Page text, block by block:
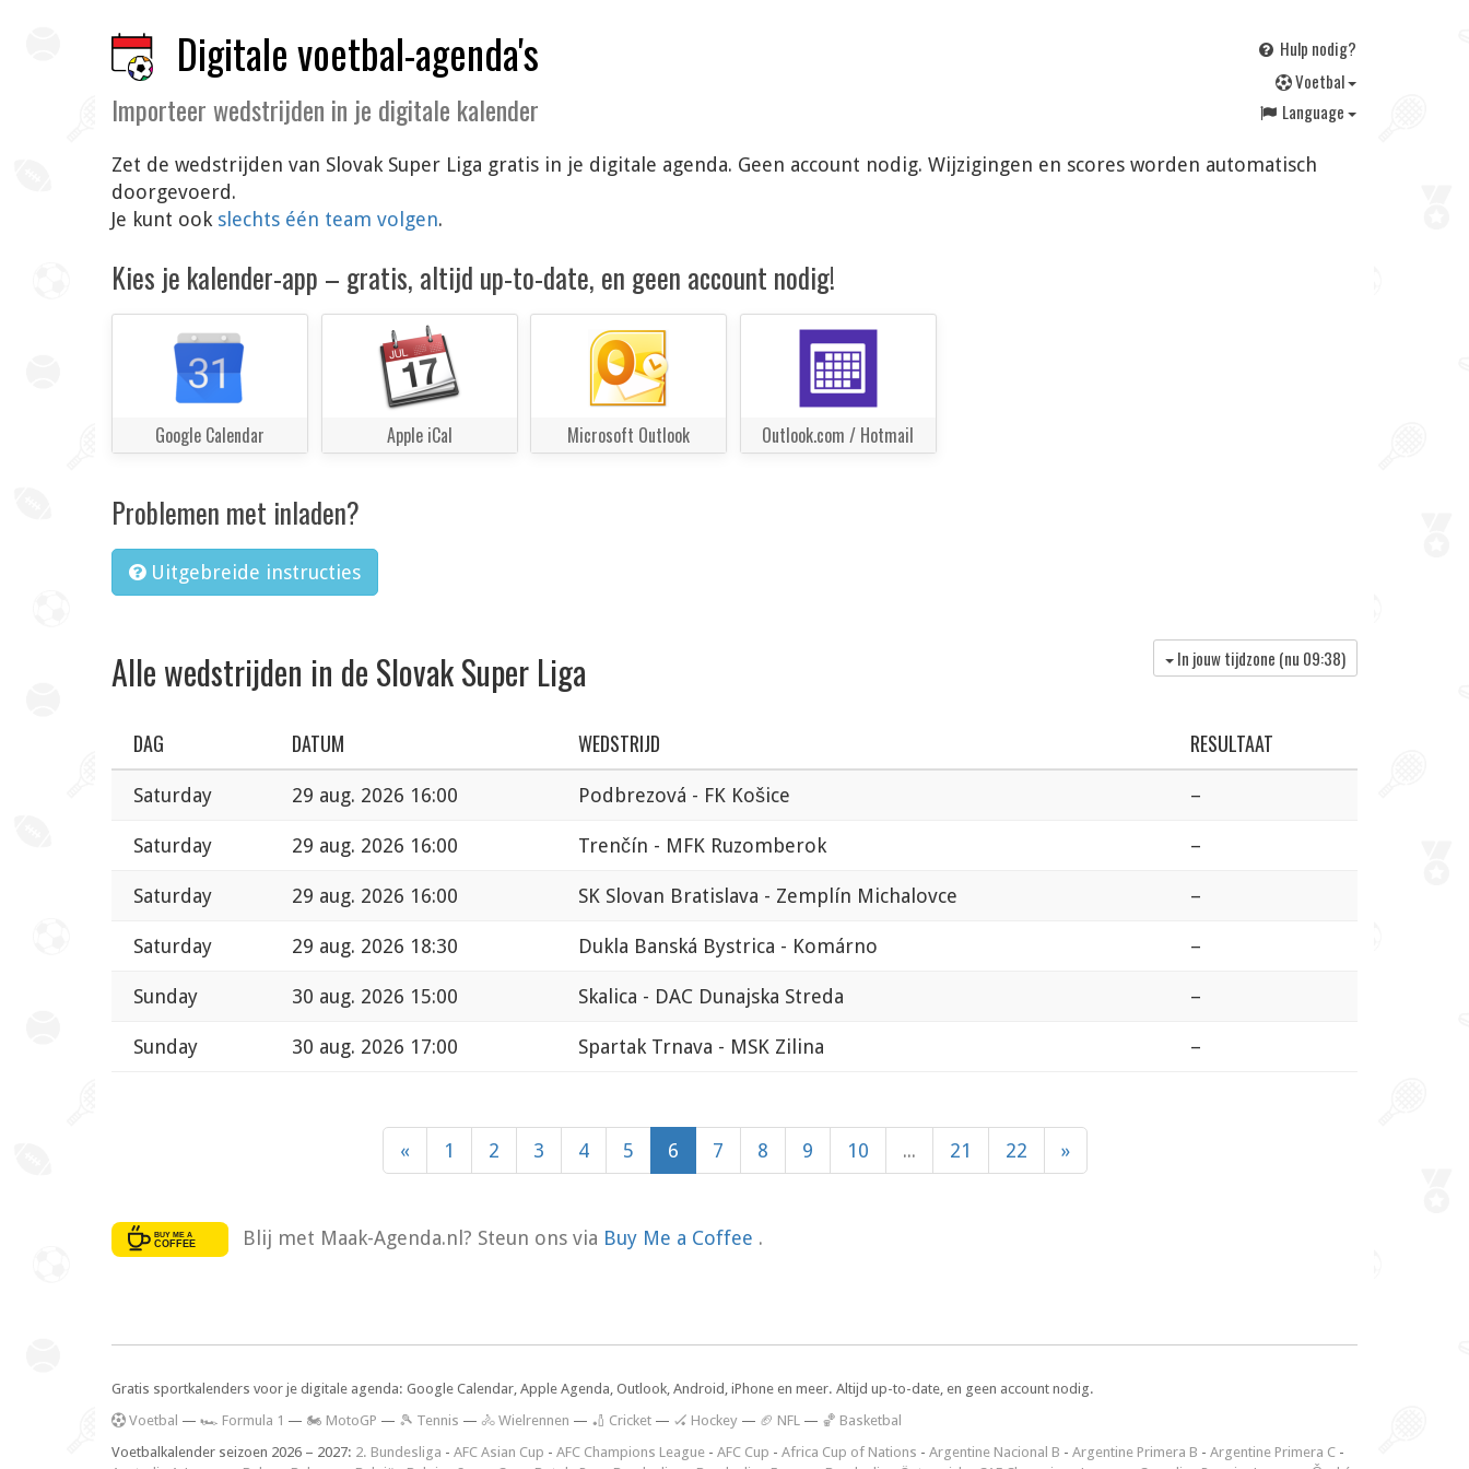
Digitale voetbal-agenda's
Importeer wedstrijden in je digitale kalender
Hulp nodig?
Voetbal
Language
Zet de wedstrijden van Slovak Super Liga gratis in je digitale agenda. Geen account nodig. Wijzigingen en scores worden automatisch
doorgevoerd.
Je kunt ook slechts één team volgen.
Kies je kalender-app – gratis, altijd up-to-date, en geen account nodig!
Google Calendar Apple iCal Microsoft Outlook Outlook.com / Hotmail
Problemen met inladen?
Uitgebreide instructies
Alle wedstrijden in de Slovak Super Liga In jouw tijdzone (nu 09:38)
DAG DATUM WEDSTRIJD RESULTAAT
Saturday 29 aug. 2026 16:00 Podbrezová - FK Košice –
Saturday 29 aug. 2026 16:00 Trenčín - MFK Ruzomberok –
Saturday 29 aug. 2026 16:00 SK Slovan Bratislava - Zemplín Michalovce –
Saturday 29 aug. 2026 18:30 Dukla Banská Bystrica - Komárno –
Sunday 30 aug. 2026 15:00 Skalica - DAC Dunajska Streda –
Sunday 30 aug. 2026 17:00 Spartak Trnava - MSK Zilina –
« 1 2 3 4 5 6 7 8 9 10 ... 21 22 »
Blij met Maak-Agenda.nl? Steun ons via Buy Me a Coffee .
Gratis sportkalenders voor je digitale agenda: Google Calendar, Apple Agenda, Outlook, Android, iPhone en meer. Altijd up-to-date, en geen account nodig.
Voetbal — 🏎️ Formula 1 — 🏍 MotoGP — 🎾 Tennis — 🚴 Wielrennen — 🏏 Cricket — 🏑 Hockey — 🏈 NFL — 🏀 Basketbal
Voetbalkalender seizoen 2026 – 2027: 2. Bundesliga - AFC Asian Cup - AFC Champions League - AFC Cup - Africa Cup of Nations - Argentine Nacional B - Argentine Primera B - Argentine Primera C -